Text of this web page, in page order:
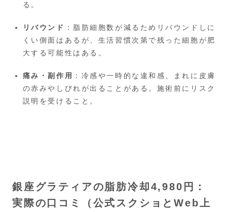
る。
リバウンド
：脂肪細胞数が減るためリバウンドしに
くい側面はあるが、生活習慣次第で残った細胞が肥
大する可能性はある。
痛み・副作用 ：冷感や一時的な違和感、まれに皮膚
の赤みやしびれが出ることがある。施術前にリスク
説明を受けること。
銀座グラティアの脂肪冷却4,980円：
実際の口コミ（公式スクショとWeb上